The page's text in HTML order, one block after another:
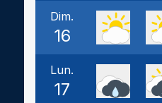
Dim.
16
Lun.
17